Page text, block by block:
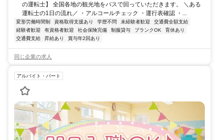
の運転士】 全国各地の観光地をバスで回っていただきます。 ＼ある
運転士の1日の流れ／ ・アルコールチェック ・運行表確認 ・...
変形労働時間制 資格取得支援あり 学歴不問 未経験者歓迎
交通費全額支給
経験者歓迎
有資格者歓迎 社会保険完備 制服貸与 ブランクOK
育休あり
交通費支給
昇給あり 賞与年2回あり
同じ企業の求人
アルバイト・パート